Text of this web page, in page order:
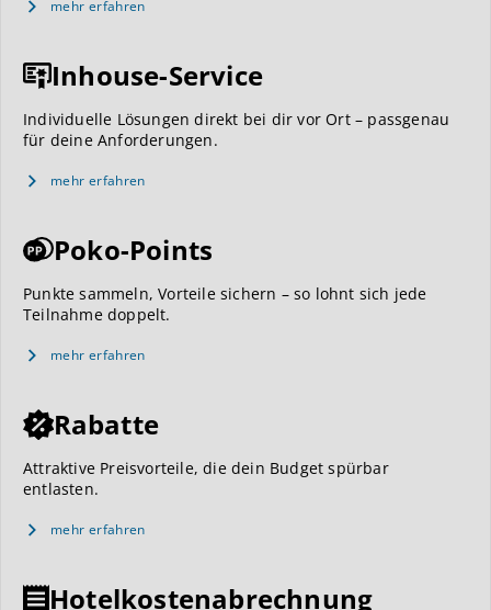
mehr erfahren
Inhouse-Service
Individuelle Lösungen direkt bei dir vor Ort – passgenau
für deine Anforderungen.
mehr erfahren
Poko-Points
Punkte sammeln, Vorteile sichern – so lohnt sich jede
Teilnahme doppelt.
mehr erfahren
Rabatte
Attraktive Preisvorteile, die dein Budget spürbar
entlasten.
mehr erfahren
Hotelkostenabrechnung